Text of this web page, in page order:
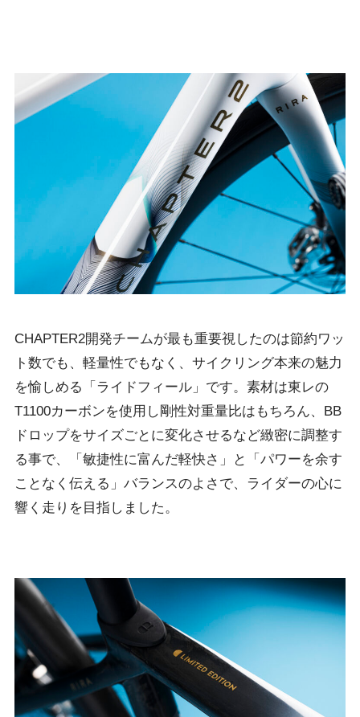
CHAPTER2開発チームが最も重要視したのは節約ワッ
ト数でも、軽量性でもなく、サイクリング本来の魅力
を愉しめる「ライドフィール」です。素材は東レの
T1100カーボンを使用し剛性対重量比はもちろん、BB
ドロップをサイズごとに変化させるなど緻密に調整す
る事で、「敏捷性に富んだ軽快さ」と「パワーを余す
ことなく伝える」バランスのよさで、ライダーの心に
響く走りを目指しました。